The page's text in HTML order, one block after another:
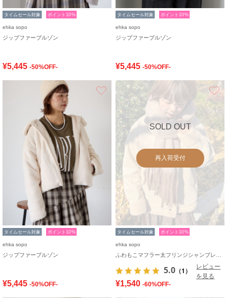
タイムセール対象 ポイント10%
ehka sopo
ジップファーブルゾン
¥5,445 -50%OFF-
タイムセール対象 ポイント10%
ehka sopo
ジップファーブルゾン
¥5,445 -50%OFF-
お気に入り
タイムセール対象 ポイント10%
ehka sopo
ジップファーブルゾン
¥5,445 -50%OFF-
SOLD OUT
再入荷受付
タイムセール対象 ポイント10%
ehka sopo
5.0 （1）
レビュー
を見る
¥1,540 -60%OFF-